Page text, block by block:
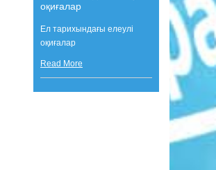
оқиғалар
Ел тарихындағы елеулі
оқиғалар
Read More